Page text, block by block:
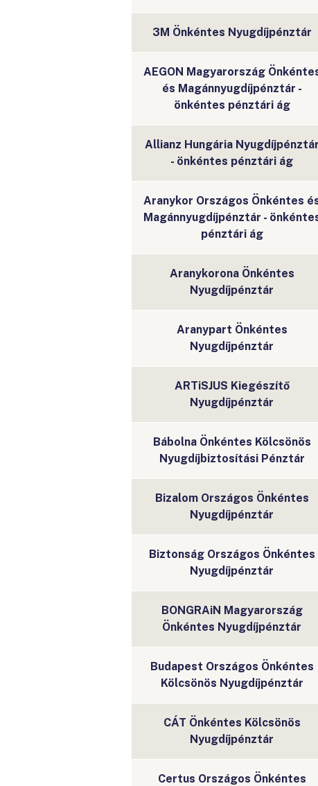
3M Önkéntes Nyugdíjpénztár
AEGON Magyarország
és Magánnyugdíjpénztár -
önkéntes pénztári ág
Allianz Hungária Nyugdíjpénztár
- önkéntes pénztári ág
Aranykor Országos Önkéntes
Magánnyugdíjpénztár -
pénztári ág
Aranykorona Önkéntes
Nyugdíjpénztár
Aranypart Önkéntes
Nyugdíjpénztár
ARTiSJUS Kiegészítő
Nyugdíjpénztár
Bábolna Önkéntes Kölcsönös
Nyugdíjbiztosítási Pénztár
Bizalom Országos Önkéntes
Nyugdíjpénztár
Biztonság Országos Önkéntes
Nyugdíjpénztár
BONGRAiN Magyarország
Önkéntes Nyugdíjpénztár
Budapest Országos Önkéntes
Kölcsönös Nyugdíjpénztár
CÁT Önkéntes Kölcsönös
Nyugdíjpénztár
Certus Országos Önkéntes